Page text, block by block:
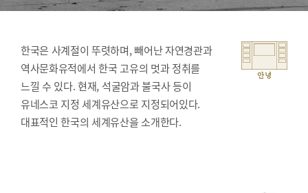
한국은 사계절이 뚜렷하며, 빼어난 자연경관과
역사문화유적에서 한국 고유의 멋과 정취를
느낄 수 있다. 현재, 석굴암과 불국사 등이
유네스코 지정 세계유산으로 지정되어있다.
대표적인 한국의 세계유산을 소개한다.
안녕